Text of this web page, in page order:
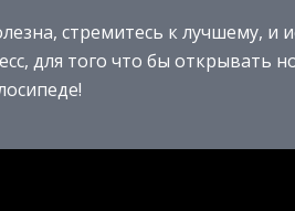
стремитесь к лучшему, и
для того что бы открывать